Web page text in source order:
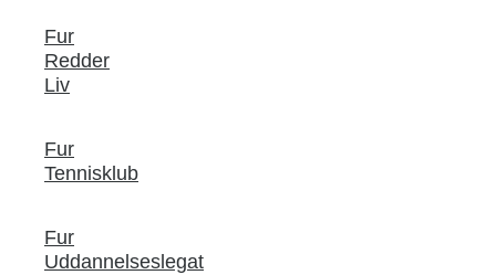
Fur
Redder
Liv
Fur
Tennisklub
Fur
Uddannelseslegat